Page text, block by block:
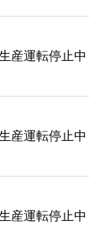
産運転停止中
産運転停止中
産運転停止中